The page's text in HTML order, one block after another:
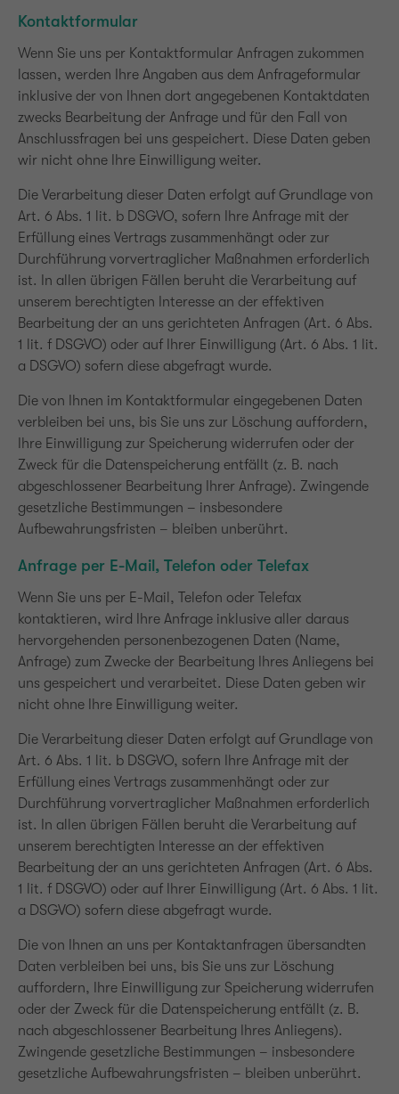
Kontaktformular
Wenn Sie uns per Kontaktformular Anfragen zukommen
lassen, werden Ihre Angaben aus dem Anfrageformular
inklusive der von Ihnen dort angegebenen Kontaktdaten
zwecks Bearbeitung der Anfrage und für den Fall von
Anschlussfragen bei uns gespeichert. Diese Daten geben
wir nicht ohne Ihre Einwilligung weiter.
Die Verarbeitung dieser Daten erfolgt auf Grundlage von
Art. 6 Abs. 1 lit. b DSGVO, sofern Ihre Anfrage mit der
Erfüllung eines Vertrags zusammenhängt oder zur
Durchführung vorvertraglicher Maßnahmen erforderlich
ist. In allen übrigen Fällen beruht die Verarbeitung auf
unserem berechtigten Interesse an der effektiven
Bearbeitung der an uns gerichteten Anfragen (Art. 6 Abs.
1 lit. f DSGVO) oder auf Ihrer Einwilligung (Art. 6 Abs. 1 lit.
a DSGVO) sofern diese abgefragt wurde.
Die von Ihnen im Kontaktformular eingegebenen Daten
verbleiben bei uns, bis Sie uns zur Löschung auffordern,
Ihre Einwilligung zur Speicherung widerrufen oder der
Zweck für die Datenspeicherung entfällt (z. B. nach
abgeschlossener Bearbeitung Ihrer Anfrage). Zwingende
gesetzliche Bestimmungen – insbesondere
Aufbewahrungsfristen – bleiben unberührt.
Anfrage per E-Mail, Telefon oder Telefax
Wenn Sie uns per E-Mail, Telefon oder Telefax
kontaktieren, wird Ihre Anfrage inklusive aller daraus
hervorgehenden personenbezogenen Daten (Name,
Anfrage) zum Zwecke der Bearbeitung Ihres Anliegens bei
uns gespeichert und verarbeitet. Diese Daten geben wir
nicht ohne Ihre Einwilligung weiter.
Die Verarbeitung dieser Daten erfolgt auf Grundlage von
Art. 6 Abs. 1 lit. b DSGVO, sofern Ihre Anfrage mit der
Erfüllung eines Vertrags zusammenhängt oder zur
Durchführung vorvertraglicher Maßnahmen erforderlich
ist. In allen übrigen Fällen beruht die Verarbeitung auf
unserem berechtigten Interesse an der effektiven
Bearbeitung der an uns gerichteten Anfragen (Art. 6 Abs.
1 lit. f DSGVO) oder auf Ihrer Einwilligung (Art. 6 Abs. 1 lit.
a DSGVO) sofern diese abgefragt wurde.
Die von Ihnen an uns per Kontaktanfragen übersandten
Daten verbleiben bei uns, bis Sie uns zur Löschung
auffordern, Ihre Einwilligung zur Speicherung widerrufen
oder der Zweck für die Datenspeicherung entfällt (z. B.
nach abgeschlossener Bearbeitung Ihres Anliegens).
Zwingende gesetzliche Bestimmungen – insbesondere
gesetzliche Aufbewahrungsfristen – bleiben unberührt.